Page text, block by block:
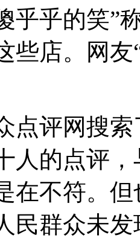
乎乎的笑”
些店。网
点评网搜
人的点评
在不符。
民群众未